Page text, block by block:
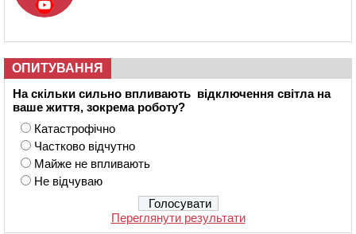
ОПИТУВАННЯ
На скільки сильно впливають відключення світла на
ваше життя, зокрема роботу?
Катастрофічно
Частково відчутно
Майже не впливають
Не відчуваю
Переглянути результати